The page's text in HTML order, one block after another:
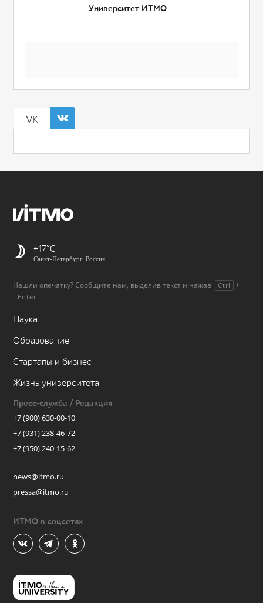
Университет ИТМО
VK
+17
Санкт-Петербург, Россия
Нашли опечатку? Сообщите нам, выделив текст и нажав Ctrl +
Enter .
Наука
Образование
Стартапы и бизнес
Жизнь университета
Пресс-служба / Редакция
+7 (900) 630-00-10
+7 (931) 238-46-72
+7 (950) 240-15-62
news@itmo.ru
pressa@itmo.ru
ИТМО в соцсетях